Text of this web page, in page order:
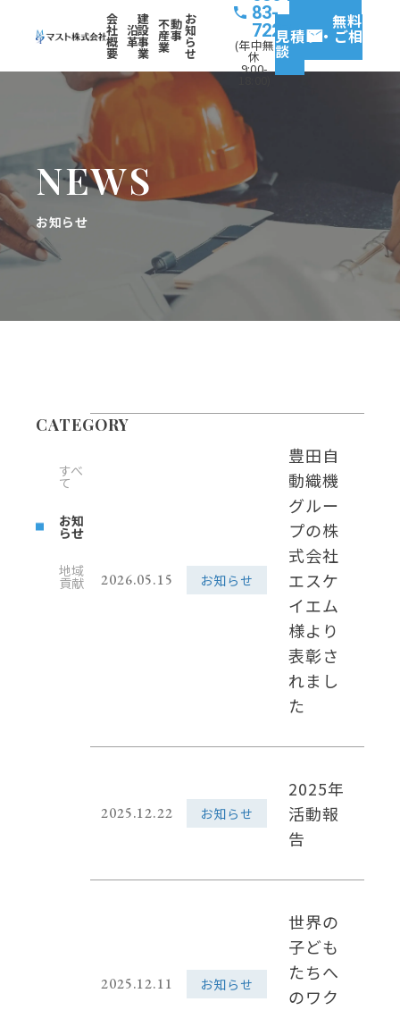
会
社
概
要
沿
革
建
設
事
業
不動
産事
業
お
知
ら
せ
83-
7227
(年中無
休
9:00-
無料
見積り・ご相
談
NEWS
お知らせ
CATEGORY
すべ
て
お知
らせ
地域
貢献 2026.05.15 お知らせ
豊田自
動織機
グルー
プの株
式会社
エスケ
イエム
様より
表彰さ
れまし
た
2025.12.22 お知らせ
2025年
活動報
告
2025.12.11 お知らせ
世界の
子ども
たちへ
のワク